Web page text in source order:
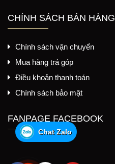
CHÍNH SÁCH BÁN HÀNG
Chính sách vận chuyển
Mua hàng trả góp
Điều khoản thanh toán
Chính sách bảo mật
FANPAGE FACEBOOK
Chat Zalo